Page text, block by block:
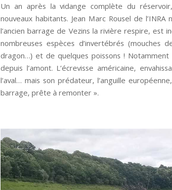
Un an après la vidange complète du
nouveaux habitants. Jean Marc Rousel de
l’ancien barrage de Vezins la rivière respire, est
nombreuses espèces d’invertébrés (mouches
dragon…) et de quelques poissons ! Notamment
depuis l’amont. L’écrevisse américaine,
l’aval… mais son prédateur, l’anguille
barrage, prête à remonter ».